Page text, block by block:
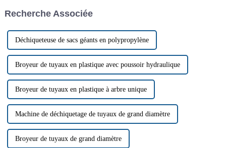
catalogue des déchets interdits.
Recherche Associée
Déchiqueteuse de sacs géants en polypropylène
Broyeur de tuyaux en plastique avec poussoir hydraulique
Broyeur de tuyaux en plastique à arbre unique
Machine de déchiquetage de tuyaux de grand diamètre
Broyeur de tuyaux de grand diamètre